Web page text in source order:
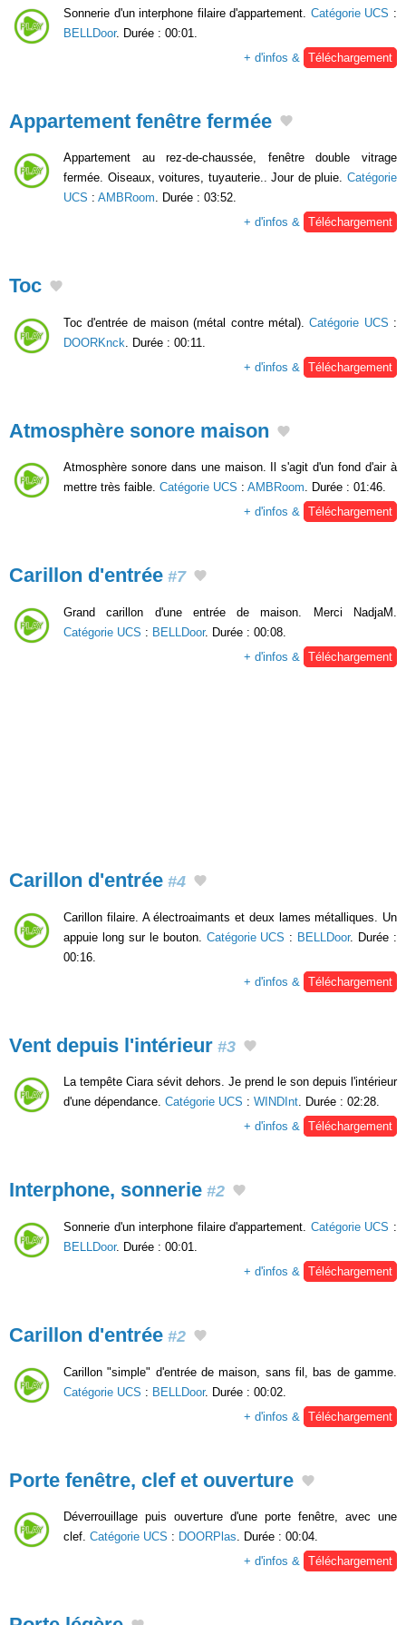
Sonnerie d'un interphone filaire d'appartement. Catégorie UCS :
BELLDoor. Durée : 00:01.
+ d'infos &
Téléchargement
Appartement fenêtre fermée
Appartement au rez-de-chaussée, fenêtre double vitrage
fermée. Oiseaux, voitures, tuyauterie.. Jour de pluie. Catégorie
UCS : AMBRoom. Durée : 03:52.
+ d'infos & Téléchargement
Toc
Toc d'entrée de maison (métal contre métal).Catégorie UCS :
DOORKnck . Durée : 00:11.
+ d'infos &
Téléchargement
Atmosphère sonore maison
Atmosphère sonore dans une maison. Il s'agit d'un fond d'air à
mettre très faible. Catégorie UCS : AMBRoom. Durée : 01:46.
+ d'infos & Téléchargement
Carillon d'entrée #7
Grand carillon d'une entrée de maison. Merci NadjaM.
Catégorie UCS : BELLDoor. Durée : 00:08.
+ d'infos & Téléchargement
Carillon d'entrée #4
Carillon filaire. A électroaimants et deux lames métalliques. Un
appuie long sur le bouton. Catégorie UCS : BELLDoor. Durée :
00:16.
+ d'infos &
Téléchargement
Vent depuis l'intérieur #3
La tempête Ciara sévit dehors. Je prend le son depuis l'intérieur
d'une dépendance. Catégorie UCS : WINDInt. Durée : 02:28.
+ d'infos & Téléchargement
Interphone, sonnerie #2
Sonnerie d'un interphone filaire d'appartement. Catégorie UCS :
BELLDoor. Durée : 00:01.
+ d'infos & Téléchargement
Carillon d'entrée #2
Carillon "simple" d'entrée de maison, sans fil, bas de gamme.
Catégorie UCS : BELLDoor. Durée : 00:02.
+ d'infos &
Téléchargement
Porte fenêtre, clef et ouverture
Déverrouillage puis ouverture d'une porte fenêtre, avec une
clef. Catégorie UCS : DOORPlas. Durée : 00:04.
+ d'infos & Téléchargement